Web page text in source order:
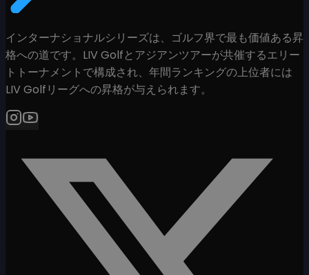
インターナショナルシリーズは、ゴルフ界で最も価値ある昇
格への道です。LIV Golfとアジアンツアーが共催するエリー
トトーナメントで構成され、年間ランキングの上位者には
LIV Golfリーグへの昇格が与えられます。